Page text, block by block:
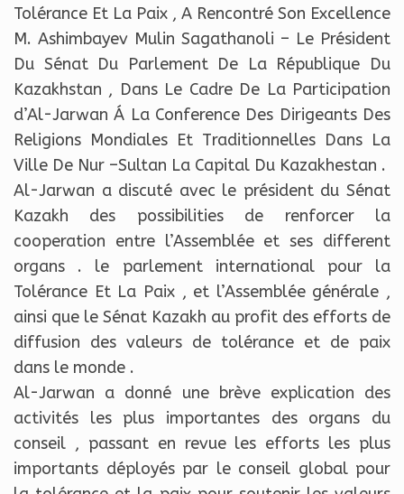
Tolérance Et La Paix , A Rencontré Son Excellence
M. Ashimbayev Mulin Sagathanoli – Le Président
Du Sénat Du Parlement De La République Du
Kazakhstan , Dans Le Cadre De La Participation
d’Al-Jarwan Á La Conference Des Dirigeants Des
Religions Mondiales Et Traditionnelles Dans La
Ville De Nur –Sultan La Capital Du Kazakhestan .
Al-Jarwan a discuté avec le président du Sénat
Kazakh des possibilities de renforcer la
cooperation entre l’Assemblée et ses different
organs . le parlement international pour la
Tolérance Et La Paix , et l’Assemblée générale ,
ainsi que le Sénat Kazakh au profit des efforts de
diffusion des valeurs de tolérance et de paix
dans le monde .
Al-Jarwan a donné une brève explication des
activités les plus importantes des organs du
conseil , passant en revue les efforts les plus
importants déployés par le conseil global pour